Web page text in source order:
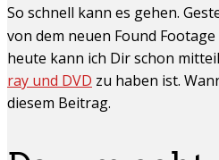
So schnell kann es gehen.
von dem neuen Found Footage
heute kann ich Dir schon
ray und DVD zu haben ist.
diesem Beitrag.